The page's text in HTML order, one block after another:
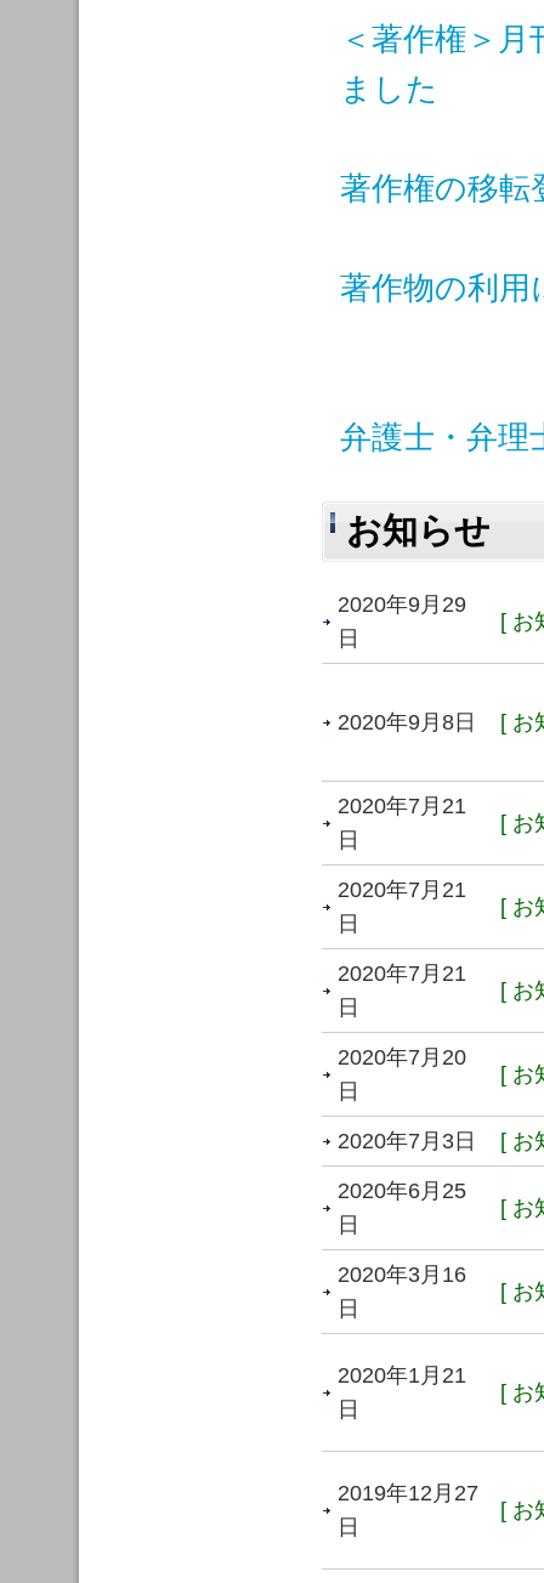
＜著作権＞
ました
著作権の移転
著作物の利用
弁護士・弁理
お知らせ
2020年9月29
日
[ お
2020年9月8日 [ お
2020年7月21
日
[ お
2020年7月21
日
[ お
2020年7月21
日
[ お
2020年7月20
日
[ お
2020年7月3日 [ お
2020年6月25
日
[ お
2020年3月16
日
[ お
2020年1月21
日
[ お
2019年12月27
日
[ お